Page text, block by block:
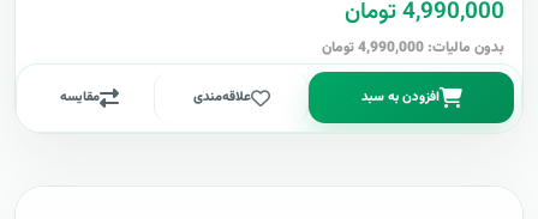
4,990,000 تومان
بدون مالیات: 4,990,000 تومان
افزودن به سبد علاقه‌مندی مقایسه